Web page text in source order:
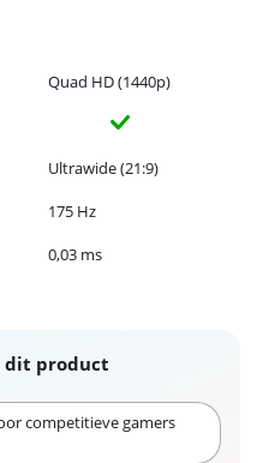
Quad HD (1440p)
Ultrawide (21:9)
175 Hz
0,03 ms
dit product
competitieve gamers